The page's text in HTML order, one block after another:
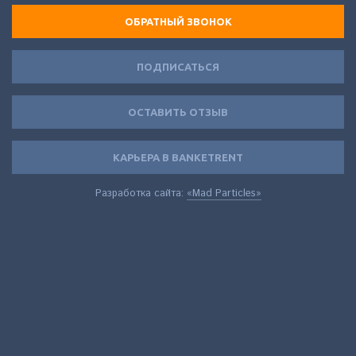
ОБРАТНЫЙ ЗВОНОК
ПОДПИСАТЬСЯ
ОСТАВИТЬ ОТЗЫВ
КАРЬЕРА В BANKETRENT
Разработка сайта: «Mad Particles»